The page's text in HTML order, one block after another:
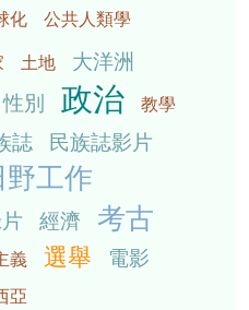
化 公共人類學
土地 大洋洲
性別 政治 教學
誌 民族誌影片
野工作
經濟 考古
義 選舉
電影
亞